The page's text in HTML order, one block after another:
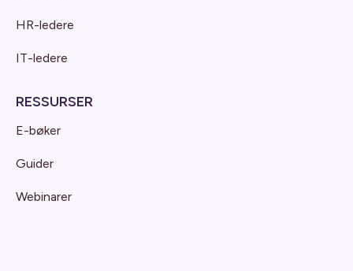
HR-ledere
IT-ledere
RESSURSER
E-bøker
Guider
Webinarer